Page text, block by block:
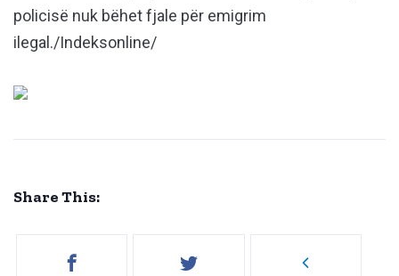
policisë nuk bëhet fjale për emigrim
ilegal./Indeksonline/
Share This: